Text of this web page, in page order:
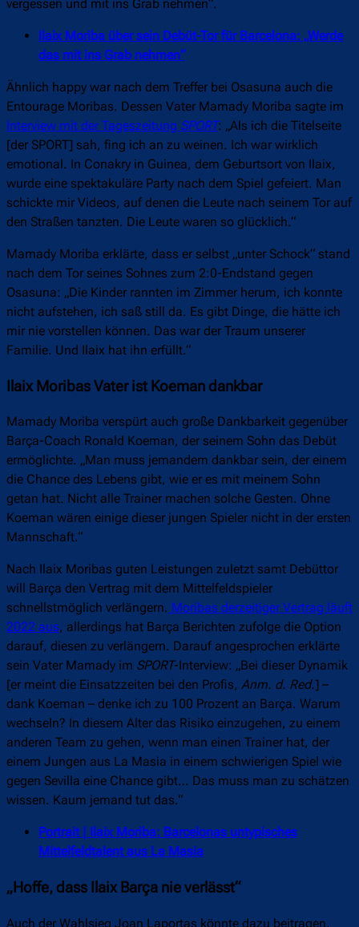
vergessen und mit ins Grab nehmen“.
Ilaix Moriba über sein Debüt-Tor für Barcelona: „Werde
das mit ins Grab nehmen“
Ähnlich happy war nach dem Treffer bei Osasuna auch die
Entourage Moribas. Dessen Vater Mamady Moriba sagte im
Interview mit der Tageszeitung SPORT: „Als ich die Titelseite
[der SPORT] sah, fing ich an zu weinen. Ich war wirklich
emotional. In Conakry in Guinea, dem Geburtsort von Ilaix,
wurde eine spektakuläre Party nach dem Spiel gefeiert. Man
schickte mir Videos, auf denen die Leute nach seinem Tor auf
den Straßen tanzten. Die Leute waren so glücklich.“
Mamady Moriba erklärte, dass er selbst „unter Schock“ stand
nach dem Tor seines Sohnes zum 2:0-Endstand gegen
Osasuna: „Die Kinder rannten im Zimmer herum, ich konnte
nicht aufstehen, ich saß still da. Es gibt Dinge, die hätte ich
mir nie vorstellen können. Das war der Traum unserer
Familie. Und Ilaix hat ihn erfüllt.“
Ilaix Moribas Vater ist Koeman dankbar
Mamady Moriba verspürt auch große Dankbarkeit gegenüber
Barça-Coach Ronald Koeman, der seinem Sohn das Debüt
ermöglichte. „Man muss jemandem dankbar sein, der einem
die Chance des Lebens gibt, wie er es mit meinem Sohn
getan hat. Nicht alle Trainer machen solche Gesten. Ohne
Koeman wären einige dieser jungen Spieler nicht in der ersten
Mannschaft.“
Nach Ilaix Moribas guten Leistungen zuletzt samt Debüttor
will Barça den Vertrag mit dem Mittelfeldspieler
schnellstmöglich verlängern. Moribas derzeitiger Vertrag läuft
2022 aus, allerdings hat Barça Berichten zufolge die Option
darauf, diesen zu verlängern. Darauf angesprochen erklärte
sein Vater Mamady im SPORT-Interview: „Bei dieser Dynamik
[er meint die Einsatzzeiten bei den Profis, Anm. d. Red.] –
dank Koeman – denke ich zu 100 Prozent an Barça. Warum
wechseln? In diesem Alter das Risiko einzugehen, zu einem
anderen Team zu gehen, wenn man einen Trainer hat, der
einem Jungen aus La Masia in einem schwierigen Spiel wie
gegen Sevilla eine Chance gibt… Das muss man zu schätzen
wissen. Kaum jemand tut das.“
Portrait | Ilaix Moriba: Barcelonas untypisches
Mittelfeldtalent aus La Masia
„Hoffe, dass Ilaix Barça nie verlässt“
Auch der Wahlsieg Joan Laportas könnte dazu beitragen,